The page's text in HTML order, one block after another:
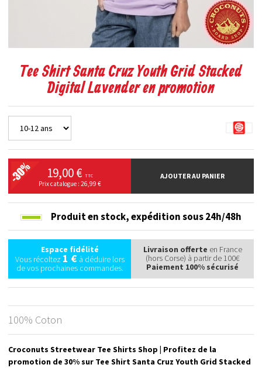
Tee Shirt Santa Cruz Youth Grid Stacked
Digital Lavender en promotion
19,00 € TTC
Prix catalogue : 26,99 €
AJOUTER AU PANIER
Produit en stock,expédition sous 24h/48h
Espace fidélité
Vous récoltez 1 €à déduire lors
de vos prochaines commandes.
Livraison offerte en France
(hors Corse) à partir de 100€
Paiement 100% sécurisé
100% Coton
Croconuts Streetwear Tee Shirts Shop | Profitez de la
promotion de 30% sur Tee Shirt Santa Cruz Youth Grid Stacked